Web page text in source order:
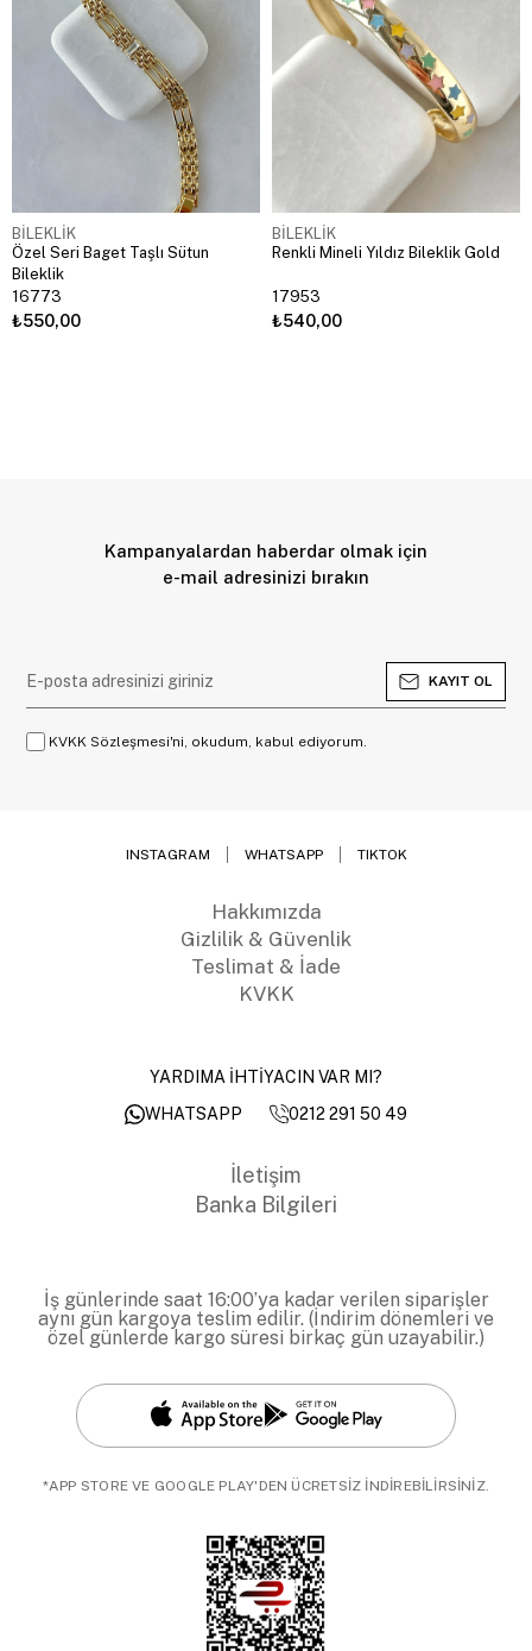
BİLEKLİK
Özel Seri Baget Taşlı Sütun
Bileklik
16773
₺550,00
BİLEKLİK
Renkli Mineli Yıldız Bileklik Gold
17953
₺540,00
Kampanyalardan haberdar olmak için
e-mail adresinizi bırakın
KAYIT OL
KVKK Sözleşmesi'ni, okudum, kabul ediyorum.
INSTAGRAM WHATSAPP TIKTOK
Hakkımızda
Gizlilik & Güvenlik
Teslimat & İade
KVKK
YARDIMA İHTİYACIN VAR MI?
WHATSAPP
0212 291 50 49
İletişim
Banka Bilgileri
İş günlerinde saat 16:00’ya kadar verilen siparişler
aynı gün kargoya teslim edilir. (İndirim dönemleri ve
özel günlerde kargo süresi birkaç gün uzayabilir.)
*APP STORE VE GOOGLE PLAY'DEN ÜCRETSİZ İNDİREBİLİRSİNİZ.